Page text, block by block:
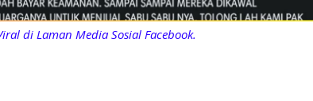
di Laman Media Sosial Facebook.